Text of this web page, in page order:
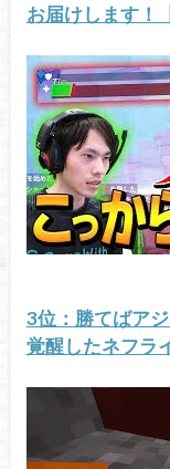
お届けします！
3位：勝てばア
覚醒したネフラ